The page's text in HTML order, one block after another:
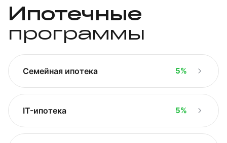
Ипотечные
программы
Семейная ипотека 5%
IT-ипотека 5%